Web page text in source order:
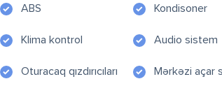
ABS Kondisoner
Klima kontrol Audio sistem
Oturacaq qızdırıcıları Mərkəzi açar